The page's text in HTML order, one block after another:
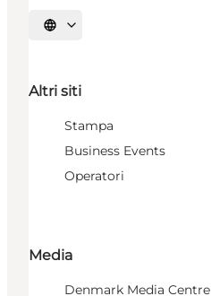
Seleziona la lingua
Altri siti
Stampa
Business Events
Operatori
Media
Denmark Media Centre